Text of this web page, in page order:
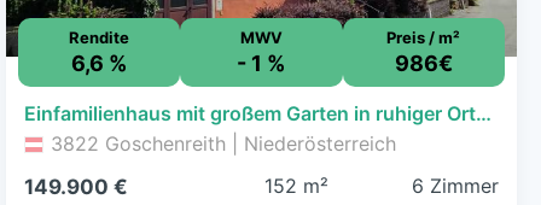
Rendite
6,6 %
MWV
- 1 %
Preis / m²
986€
Einfamilienhaus mit großem Garten in ruhiger Ortschaft
3822 Goschenreith | Niederösterreich
149.900 €
152 m² 6 Zimmer